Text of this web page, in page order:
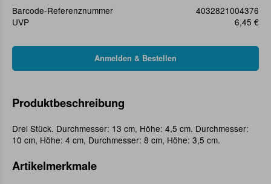
Barcode-Referenznummer
4032821004376
UVP
6,45 €
Produktbeschreibung
Drei Stück. Durchmesser: 13 cm, Höhe: 4,5 cm. Durchmesser:
10 cm, Höhe: 4 cm, Durchmesser: 8 cm, Höhe: 3,5 cm.
Artikelmerkmale